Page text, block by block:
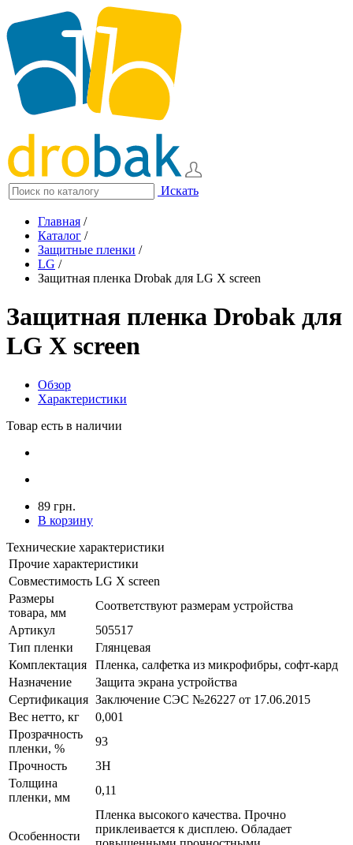
Искать
Главная /
Каталог /
Защитные пленки /
LG /
Защитная пленка Drobak для LG X screen
Защитная пленка Drobak для
LG X screen
Обзор
Характеристики
Товар есть в наличии
89 грн.
В корзину
Технические характеристики
Прочие характеристики
Совместимость LG X screen
Размеры
товара, мм
Соответствуют размерам устройства
Артикул
505517
Тип пленки
Глянцевая
Комплектация
Пленка, салфетка из микрофибры, софт-кард
Назначение
Защита экрана устройства
Сертификация Заключение СЭС №26227 от 17.06.2015
Вес нетто, кг
0,001
Прозрачность
пленки, %
93
Прочность
3H
Толщина
пленки, мм
0,11
Особенности
Пленка высокого качества. Прочно
приклеивается к дисплею. Обладает